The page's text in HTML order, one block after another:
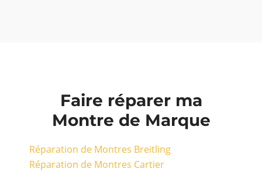
Faire réparer ma
Montre de Marque
Réparation de Montres Breitling
Réparation de Montres Cartier